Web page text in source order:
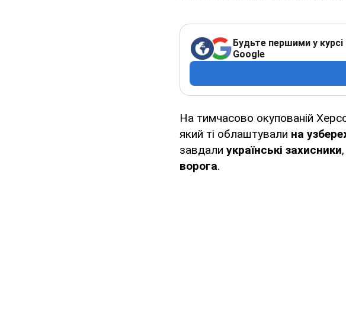
Будьте першими у
Google
На тимчасово окупованій
який ті облаштували на
завдали українські захисники,
ворога.